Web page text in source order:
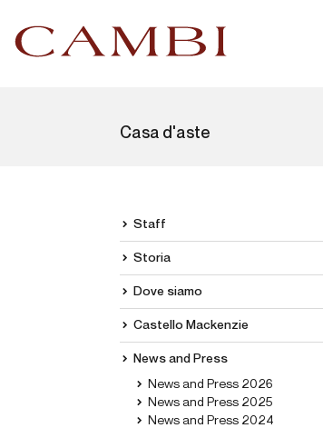
Casa d'aste
Staff
Storia
Dove siamo
Castello Mackenzie
News and Press
News and Press 2026
News and Press 2025
News and Press 2024